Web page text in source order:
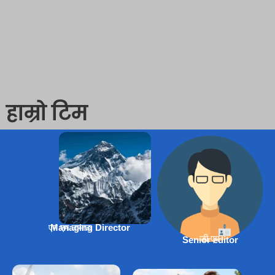
हाम्रो टिम
Managing Director
एम एम तामाङ
Senior editor
डी.एम